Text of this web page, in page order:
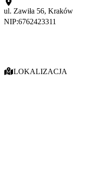
ul. Zawiła 56, Kraków
NIP:6762423311
LOKALIZACJA